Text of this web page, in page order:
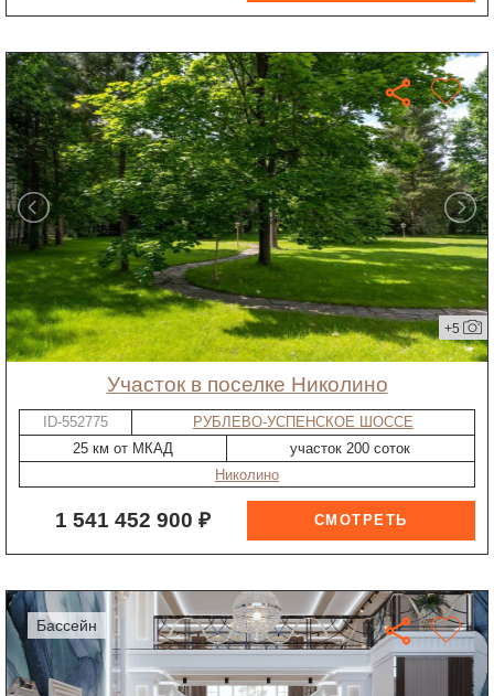
+5
участок в поселке Николино
ID-552775
РУБЛЕВО-УСПЕНСКОЕ ШОССЕ
25 км от МКАД
участок 200 соток
Николино
1 541 452 900 ₽
бассейн